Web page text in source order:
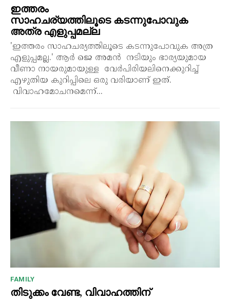
ഇത്തരം
സാഹചര്യത്തിലൂടെ കടന്നുപോവുക
അത്ര എളുപ്പമല്ല
'ഇത്തരം സാഹചര്യത്തിലൂടെ കടന്നുപോവുക അത്ര
എളുപ്പമല്ല.' ആർ ജെ അമൻ നടിയും ഭാര്യയുമായ
വീണാ നായരുമായുള്ള വേർപിരിയലിനെക്കുറിച്ച്
എഴുതിയ കുറിപ്പിലെ ഒരു വരിയാണ് ഇത്.
വിവാഹമോചനമെന്ന്...
FAMILY
തിടുക്കം വേണ്ട, വിവാഹത്തിന്